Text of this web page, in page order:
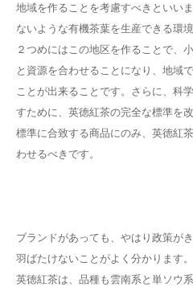
地域を作ることを考慮すべきといい
ないような有機茶葉を生産できる環
２つめにはこの地区を作ることで、
と資源を合わせることになり、地域
ことが出来ることです。さらに、科
すために、英徳紅茶の完全な標準を
標準に合致する商品にのみ、英徳紅
わせるべきです。
ブランドがあっても、やはり政策が
羽ばたけないことがよく分かります。
英徳紅茶は、品種も雲南系と単ソウ